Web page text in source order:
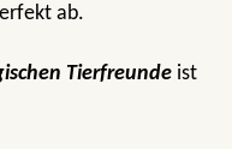
ab.
Tierfreunde ist